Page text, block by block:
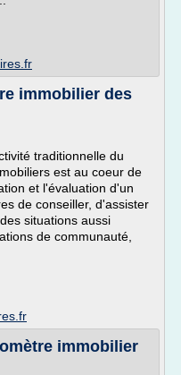
immobilier des
traditionnelle du
est au coeur de
et l'évaluation d'un
de conseiller, d'assister
situations aussi
de communauté,
immobilier